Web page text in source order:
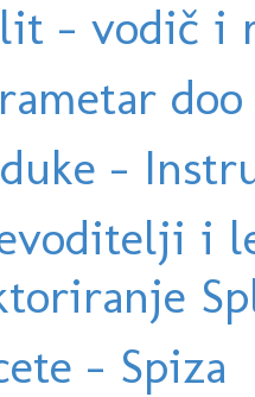
- vodič i
doo
-
i
- Spiza